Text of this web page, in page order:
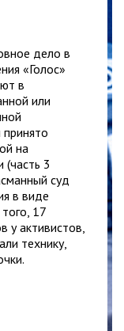
дело в
«Голос»
в
или
на
(часть 3
суд
в виде
17
у активистов,
технику,